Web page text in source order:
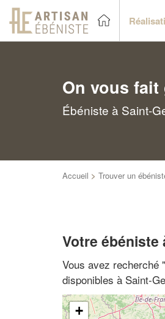
On vous
Ébéniste à Saint-
Accueil > Trouver un
Votre ébéniste
Vous avez recherché "
disponibles à Saint-
+